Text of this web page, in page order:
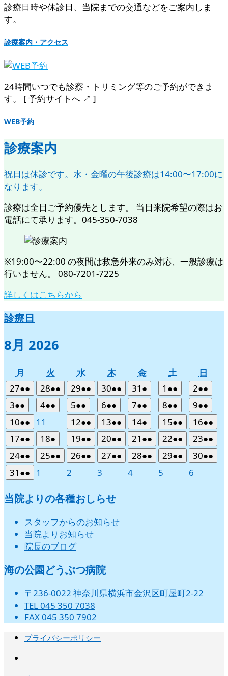
診療日時や休診日、当院までの交通などをご案内しま
す。
診療案内・アクセス
24時間いつでも診察・トリミング等のご予約ができま
す。 [ 予約サイトへ ↗︎ ]
WEB予約
診療案内
祝日は休診です。水・金曜の午後診療は14:00〜17:00に
なります。
診療は全日ご予約優先とします。 当日来院希望の際はお
電話にて承ります。045-350-7038
※19:00〜22:00 の夜間は救急外来のみ対応、一般診療は
行いません。 080-7201-7225
詳しくはこちらから
診療日
8月 2026
月
曜
日
火
曜
日
水水
曜
日
木木
曜
日
金金
曜
日
土土
曜
日
日
曜
日
272026
年
7
月
27
日
●●
件
の
イ
ベ
ン
ト)
282026
年
7
28
日
●●
件
の
ベ
ン
ト)
292026
年
7
月
29
日
●●
件
の
ベ
ン
ト)
302026
年
7
月
30
日
●●
件
の
ベ
ン
ト)
31 2026
年
7
月
31
日
●
件
の
ベ
ン
ト)
1 2026
年
8
月
1
日
●●
件
の
イ
ベ
ン
ト)
22026
年
8
月
2
日
●●
件
の
イ
ベ
ン
ト)
32026
年
8
月
3
日
●●
件
の
イ
ベ
ン
ト)
42026
年
8
月
4
日
●●
件
の
ベ
ン
52026
年
8
月
5
日
●●
件
の
イ
ベ
ン
62026
年
8
月
6
日
●●
件
の
イ
ベ
ン
72026
年
8
月
7
日
●●
件
の
イ
ベ
ン
82026
年
8
月
8
日
●●
件
の
イ
ベ
ン
92026
年
8
月
9
日
●●
件
の
イ
ベ
ン
102026
年
8
月
10
日
●● (2
件
の
ベ
ン
ト)
11
年
8
月
122026
年
8
月
●●
件
の
ベ
ト)
132026
年
8
月
●●
件
の
ベ
142026
年
8
月
●
件
の
イ
152026
年
8
月
●●
件
の
ベ
162026
年
8
月
●●
件
の
172026
年
8
月
日
●●
件
の
イ
ン
182026
年
8
日
●
件
の
ン
192026
年
8
日
●●
件
の
イ
ン
202026
年
8
日
●●
件
の
イ
21 2026
年
8
●●
件
の
イ
222026
年
8
●●
件
の
イ
232026
年
8
●●
件
の
242026
年
8
月
24
●●
件
の
イ
ベ
ン
ト)
252026
年
月
25
●●
件
の
イ
ベ
ト)
262026
年
26
●●
件
の
ベ
ン
ト)
272026
年
27
●●
件
282026
年
●●
件
の
292026
年
●●
件
の
302026
年
●●
件
31 2026
年
8
月
31
日
●● (2
件
の
ベ
ン
ト)
1
9
1
日
2
9
月
2
日
3
9
月
3
42026
5 6
当院よりの各種おしらせ
スタッフからのお知らせ
当院よりお知らせ
院長のブログ
海の公園どうぶつ病院
〒236-0022 神奈川県横浜市金沢区町屋町2-22
TEL 045 350 7038
FAX 045 350 7902
プライバシーポリシー